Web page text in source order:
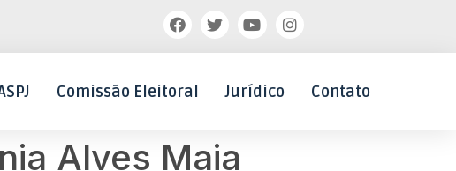
Comissão Eleitoral Jurídico Contato
Alves Maia